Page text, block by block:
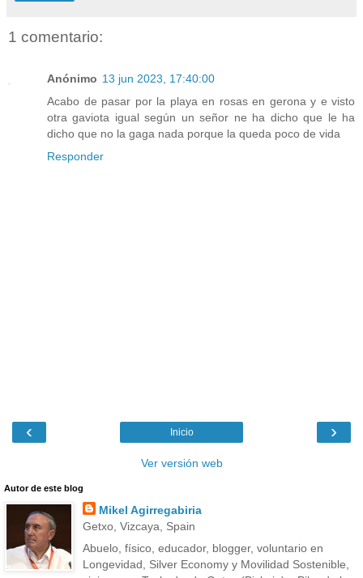
1 comentario:
Anónimo 13 jun 2023, 17:40:00
Acabo de pasar por la playa en rosas en gerona y e visto
otra gaviota igual según un señor ne ha dicho que le ha
dicho que no la gaga nada porque la queda poco de vida
Responder
‹ ›
Inicio
Ver versión web
Autor de este blog
Mikel Agirregabiria
Getxo, Vizcaya, Spain
Abuelo, físico, educador, blogger, voluntario en
Longevidad, Silver Economy y Movilidad Sostenible,